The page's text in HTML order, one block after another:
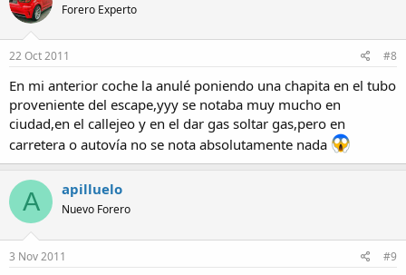
Forero Experto
22 Oct 2011 #8
En mi anterior coche la anulé poniendo una chapita en el tubo
proveniente del escape,yyy se notaba muy mucho en
ciudad,en el callejeo y en el dar gas soltar gas,pero en
carretera o autovía no se nota absolutamente nada
A apilluelo
Nuevo Forero
3 Nov 2011 #9